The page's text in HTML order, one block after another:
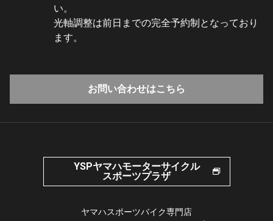
い。
光軸調整は前日までの完全予約制となっており
ます。
お問い合わせはこちら
YSPヤマハモーターサイクル
スポーツプラザ
ヤマハスポーツバイク専門店